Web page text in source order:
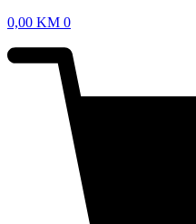
0,00 KM 0